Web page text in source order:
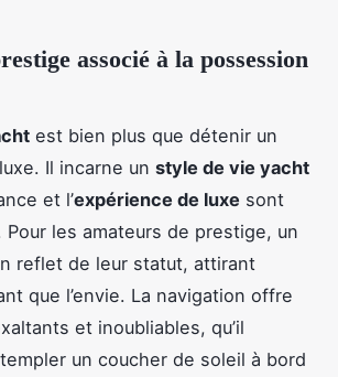
associé à la possession
est bien plus que détenir un
Il incarne un style de vie yacht
et l’expérience de luxe sont
les amateurs de prestige, un
reflet de leur statut, attirant
que l’envie. La navigation offre
et inoubliables, qu’il
un coucher de soleil à bord